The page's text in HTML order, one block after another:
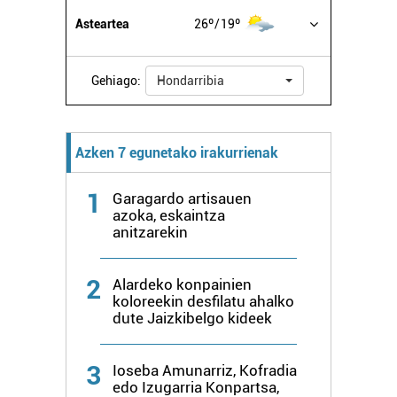
datuen atalean. Edozein unetan alda edo ken dezakezu
zure baimena Cookieen adierazpenean.
Webgune honek cookie propioak eta hirugarrenen cookie-
fitxategiak erabiltzen ditu. Zure esperientzia eta
zerbitzuak hobetzeko asmoz, cookie teknologiaz
baliatzen gara. Ohar hau onartuz gero, teknologia hori
erabiltzeko baimen esplizitua ematen diguzu.
irakurri
Asteartea 26º 19º
Gehiago: Hondarribia
Azken 7 egunetako irakurrienak
1
Garagardo artisauen
azoka, eskaintza
anitzarekin
2
Alardeko konpainien
koloreekin desfilatu ahalko
dute Jaizkibelgo kideek
3
Ioseba Amunarriz, Kofradia
edo Izugarria Konpartsa,